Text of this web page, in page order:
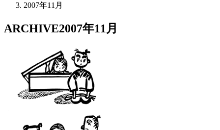
2007年11月
ARCHIVE2007年11月